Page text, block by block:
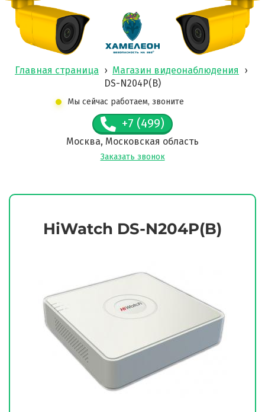
Главная страница › Магазин видеонаблюдения
›
DS-N204P(B)
Мы сейчас работаем, звоните
+7 (499)
Москва, Московская область
Заказать звонок
HiWatch DS-N204P(B)